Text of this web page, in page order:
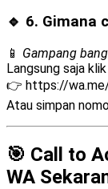
🔹 6. Gimana
📱 Gampang
Langsung saja
👉 https://
Atau simpan
🎯 Call to
WA